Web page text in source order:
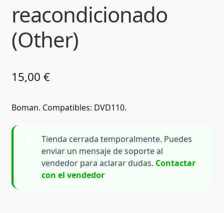
reacondicionado
(Other)
15,00 €
Boman. Compatibles: DVD110.
Tienda cerrada temporalmente. Puedes
enviar un mensaje de soporte al
vendedor para aclarar dudas. Contactar
con el vendedor